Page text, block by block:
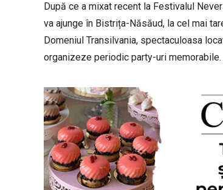
După ce a mixat recent la Festivalul
va ajunge în Bistrița-Năsăud, la cel mai
Domeniul Transilvania, spectaculoasa
organizeze periodic party-uri